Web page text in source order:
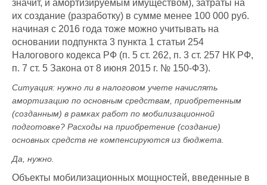
значит, и амортизируемым имуществом), затраты на
их создание (разработку) в сумме менее 100 000 руб.
начиная с 2016 года тоже можно учитывать на
основании подпункта 3 пункта 1 статьи 254
Налогового кодекса РФ (п. 5 ст. 262, п. 3 ст. 257 НК РФ,
п. 7 ст. 5 Закона от 8 июня 2015 г. № 150-ФЗ).
Ситуация: нужно ли в налоговом учете начислять
амортизацию по основным средствам, приобретенным
(созданным) в рамках работ по мобилизационной
подготовке? Расходы на приобретение (создание)
основных средств не компенсируются из бюджета.
Да, нужно.
Объекты мобилизационных мощностей, введенные в